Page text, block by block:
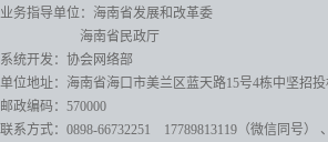
业务指导单位：海南省发展和改革委
海南省民政厅
系统开发：协会网络部
单位地址：海南省海口市美兰区蓝天路15号4栋中坚招
邮政编码：570000
联系方式：0898-66732251 17789813119（微信同号）